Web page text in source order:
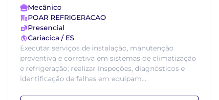
Mecânico
POAR REFRIGERACAO
Presencial
Cariacica / ES
Executar serviços de instalação, manutenção
preventiva e corretiva em sistemas de climatização
e refrigeração; realizar inspeções, diagnósticos e
identificação de falhas em equipam...